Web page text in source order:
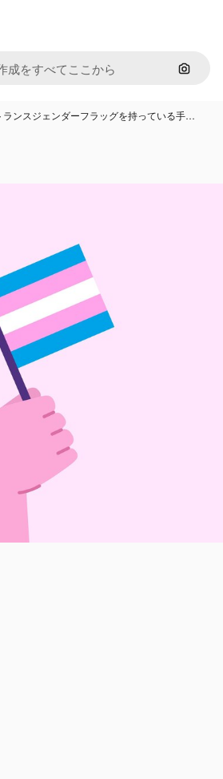
画像で
ランスジェンダーフラッグを持っている手…